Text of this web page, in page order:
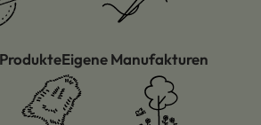
Eigene Manufakturen